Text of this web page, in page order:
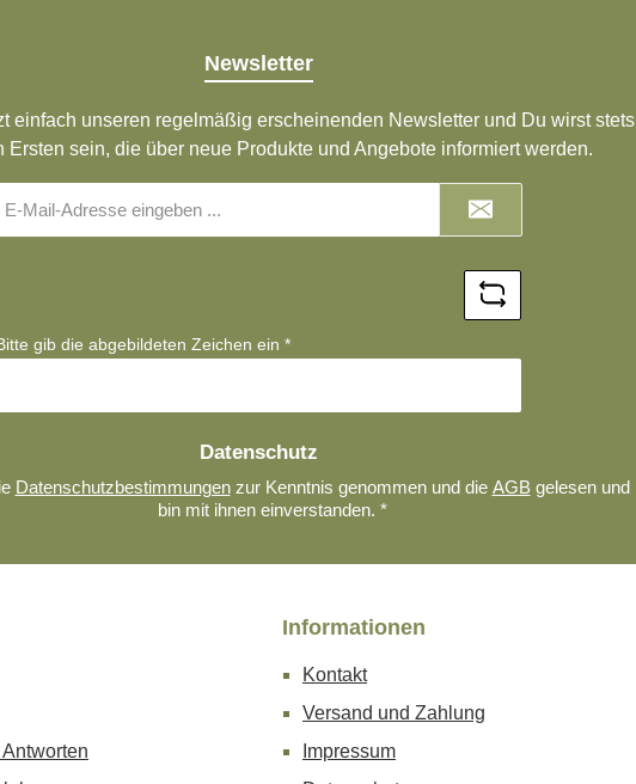
Newsletter
einfach unseren regelmäßig erscheinenden Newsletter und Du wirst stets
Ersten sein, die über neue Produkte und Angebote informiert werden.
Mail-
gib die abgebildeten Zeichen ein *
Datenschutz
Datenschutzbestimmungenzur Kenntnis genommen und die AGB gelesen und
bin mit ihnen einverstanden. *
Informationen
Kontakt
Versand und Zahlung
Impressum